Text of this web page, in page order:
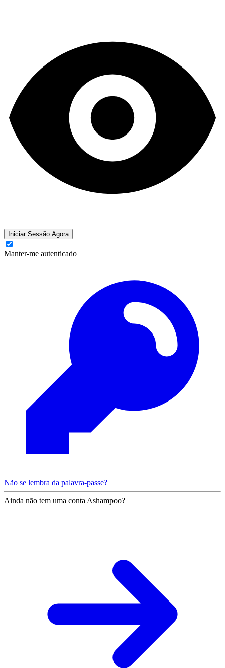
Iniciar Sessão Agora
Manter-me autenticado
Não se lembra da palavra-passe?
Ainda não tem uma conta Ashampoo?